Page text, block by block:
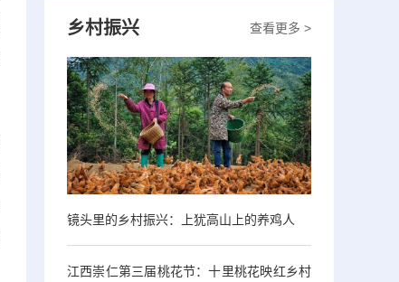
查看更多 >
乡村振兴
镜头里的乡村振兴：上犹高山上的养鸡人
江西崇仁第三届桃花节：十里桃花映红乡村